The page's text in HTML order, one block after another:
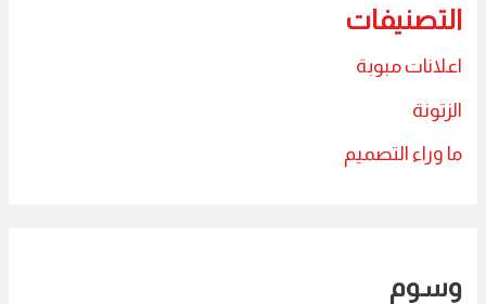
التصنيفات
اعلانات مبوبة
الزتونة
ما وراء التصميم
وسوم